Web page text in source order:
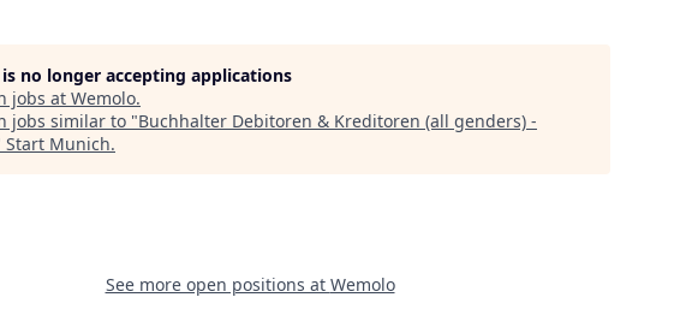
no longer accepting applications
jobs at Wemolo.
jobs similar to "Buchhalter Debitoren & Kreditoren (all genders) -
Start Munich.
See more open positions at Wemolo